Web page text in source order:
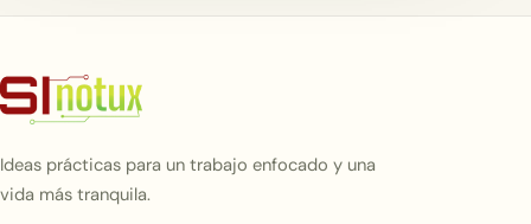
Ideas prácticas para un trabajo enfocado y una
vida más tranquila.